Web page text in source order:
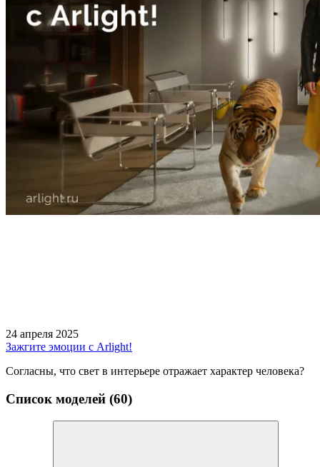
24 апреля 2025
Зажгите эмоции с Arlight!
Согласны, что свет в интерьере отражает характер человека?
Список моделей (60)